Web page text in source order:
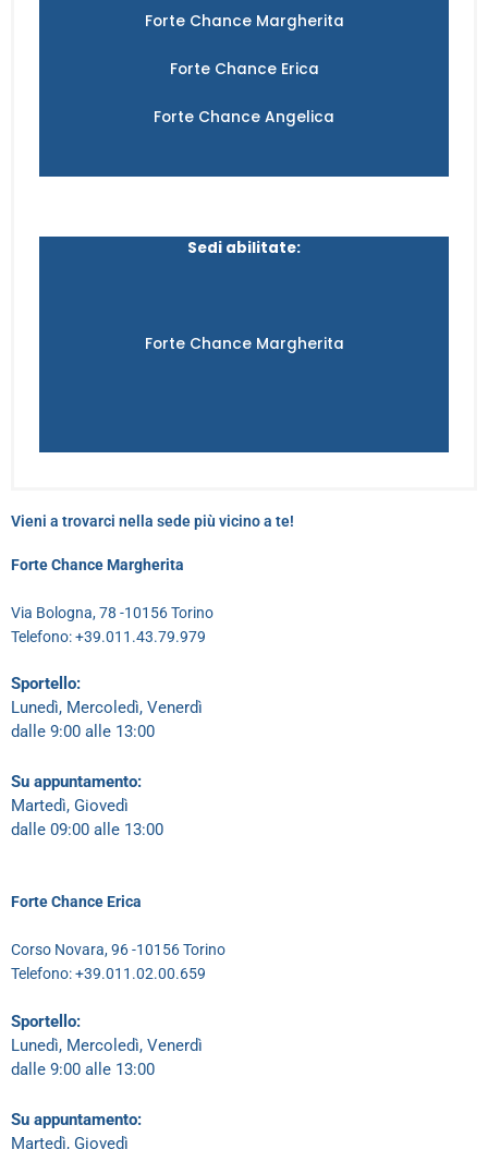
Forte Chance Margherita
Forte Chance Erica
Forte Chance Angelica
Sedi abilitate:
Forte Chance Margherita
Vieni a trovarci nella sede più vicino a te!
Forte Chance Margherita
Via Bologna, 78 -10156 Torino
Telefono: +39.011.43.79.979
Sportello:
Lunedì, Mercoledì, Venerdì
dalle 9:00 alle 13:00
Su appuntamento:
Martedì, Giovedì
dalle 09:00 alle 13:00
Forte Chance Erica
Corso Novara, 96 -10156 Torino
Telefono: +39.011.02.00.659
Sportello:
Lunedì, Mercoledì, Venerdì
dalle 9:00 alle 13:00
Su appuntamento:
Martedì, Giovedì